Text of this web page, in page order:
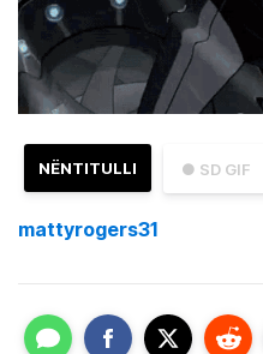
● SD GIF
NËNTITULLI
mattyrogers31